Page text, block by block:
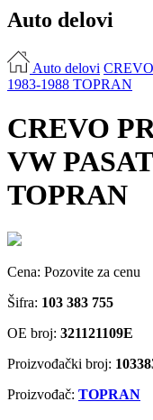
Auto delovi
Auto delovi
1983-1988 TOPRAN
CREVO
VW
TOPRAN
Cena: Pozovite za cenu
Šifra: 103 383 755
OE broj: 321121109E
Proizvođački broj:
Proizvođač: TOPRAN